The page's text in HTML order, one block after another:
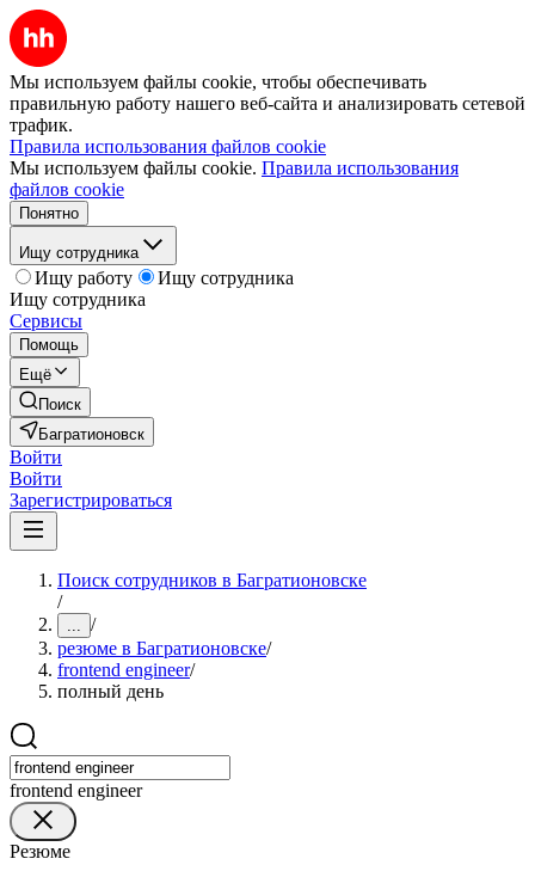
Мы используем файлы cookie, чтобы обеспечивать
правильную работу нашего веб-сайта и анализировать сетевой
трафик.
Правила использования файлов cookie
Мы используем файлы cookie. Правила использования
файлов cookie
Понятно
Ищу сотрудника
Ищу работу
Ищу сотрудника
Ищу сотрудника
Сервисы
Помощь
Ещё
Поиск
Багратионовск
Войти
Войти
Зарегистрироваться
Поиск сотрудников в Багратионовске
/
... /
резюме в Багратионовске/
frontend engineer/
полный день
frontend engineer
Резюме